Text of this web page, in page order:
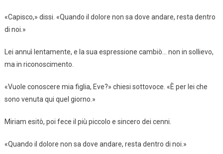
«Capisco,» dissi. «Quando il dolore non sa dove andare, resta dentro
di noi.»
Lei annuì lentamente, e la sua espressione cambiò… non in sollievo,
ma in riconoscimento.
«Vuole conoscere mia figlia, Eve?» chiesi sottovoce. «È per lei che
sono venuta qui quel giorno.»
Miriam esitò, poi fece il più piccolo e sincero dei cenni.
«Quando il dolore non sa dove andare, resta dentro di noi.»